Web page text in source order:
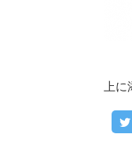
上